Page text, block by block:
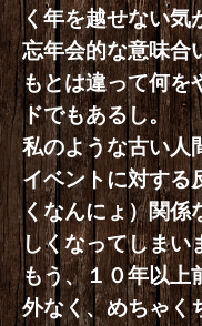
く年を越せない気
忘年会的な意味合
もとは違って何を
ドでもあるし。
私のような古い人
イベントに対する
くなんにょ）関係
しくなってしまい
もう、１０年以上
外なく、めちゃく